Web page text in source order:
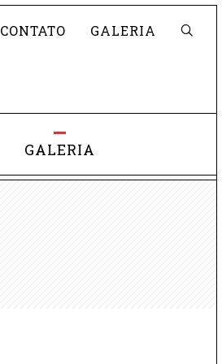
Pesquisar
CONTATO GALERIA
GALERIA